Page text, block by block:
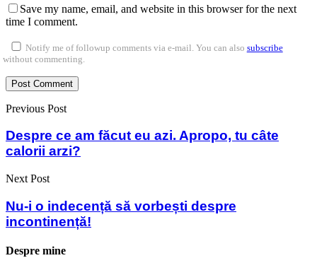
Save my name, email, and website in this browser for the next
time I comment.
Notify me of followup comments via e-mail. You can also subscribe
without commenting.
Previous Post
Despre ce am făcut eu azi. Apropo, tu câte
calorii arzi?
Next Post
Nu-i o indecență să vorbești despre
incontinență!
Despre mine